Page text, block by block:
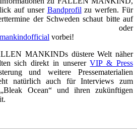
auf unser Bandprofilzu werfen. Für
der Schweden schaut bitte auf
oder
vorbei!
MANKINDs düstere Welt näher
sich direkt in unsererVIP & Press
und weitere Pressematerialien
natürlich auch für Interviews zum
Ocean“ und ihren zukünftigen